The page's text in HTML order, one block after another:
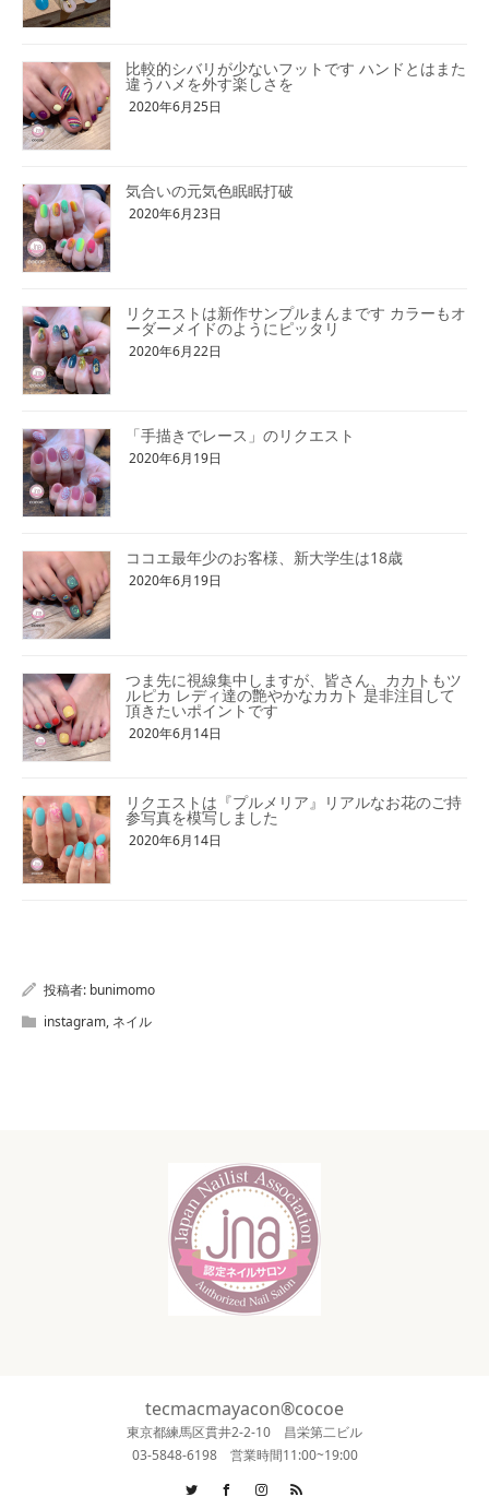
比較的シバリが少ないフットです ハンドとはまた
違うハメを外す楽しさを
2020年6月25日
気合いの元気色眠眠打破
2020年6月23日
リクエストは新作サンプルまんまです カラーもオ
ーダーメイドのようにピッタリ
2020年6月22日
「手描きでレース」のリクエスト
2020年6月19日
ココエ最年少のお客様、新大学生は18歳
2020年6月19日
つま先に視線集中しますが、皆さん、カカトもツ
ルピカ レディ達の艶やかなカカト 是非注目して
頂きたいポイントです
2020年6月14日
リクエストは『プルメリア』リアルなお花のご持
参写真を模写しました
2020年6月14日
投稿者: bunimomo
instagram, ネイル
tecmacmayacon®cocoe
東京都練馬区貫井2-2-10 昌栄第二ビル
03-5848-6198 営業時間11:00~19:00
Twitter FacebookInstagram